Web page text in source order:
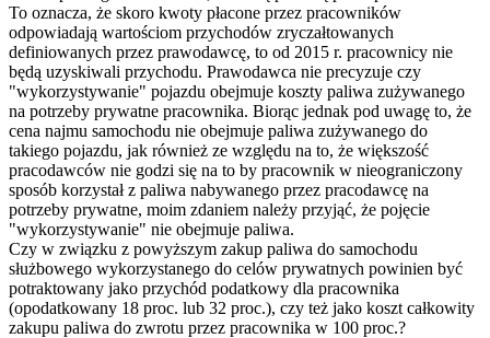
To oznacza, że skoro kwoty płacone przez pracowników
odpowiadają wartościom przychodów zryczałtowanych
definiowanych przez prawodawcę, to od 2015 r. pracownicy nie
będą uzyskiwali przychodu. Prawodawca nie precyzuje czy
"wykorzystywanie" pojazdu obejmuje koszty paliwa zużywanego
na potrzeby prywatne pracownika. Biorąc jednak pod uwagę to, że
cena najmu samochodu nie obejmuje paliwa zużywanego do
takiego pojazdu, jak również ze względu na to, że większość
pracodawców nie godzi się na to by pracownik w nieograniczony
sposób korzystał z paliwa nabywanego przez pracodawcę na
potrzeby prywatne, moim zdaniem należy przyjąć, że pojęcie
"wykorzystywanie" nie obejmuje paliwa.
Czy w związku z powyższym zakup paliwa do samochodu
służbowego wykorzystanego do celów prywatnych powinien być
potraktowany jako przychód podatkowy dla pracownika
(opodatkowany 18 proc. lub 32 proc.), czy też jako koszt całkowity
zakupu paliwa do zwrotu przez pracownika w 100 proc.?